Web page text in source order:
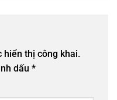
hiển thị công khai.
dấu *